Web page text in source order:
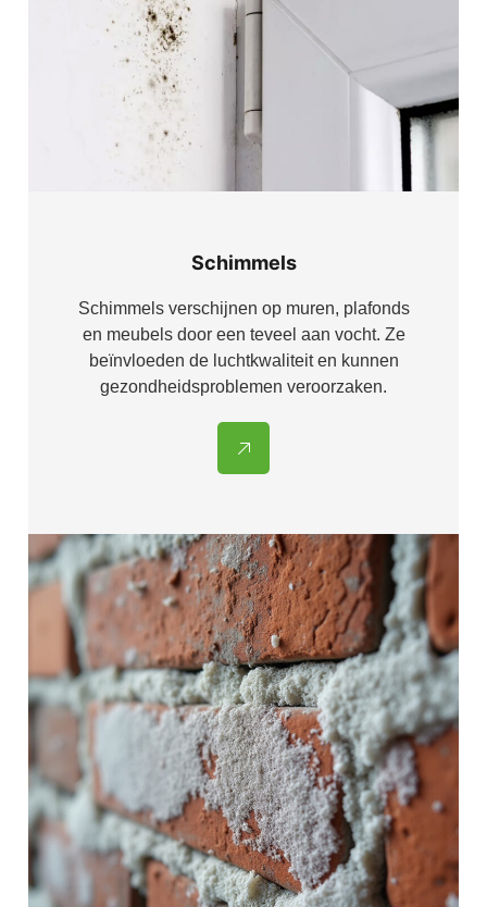
Schimmels
Schimmels verschijnen op muren, plafonds
en meubels door een teveel aan vocht. Ze
beïnvloeden de luchtkwaliteit en kunnen
gezondheidsproblemen veroorzaken.